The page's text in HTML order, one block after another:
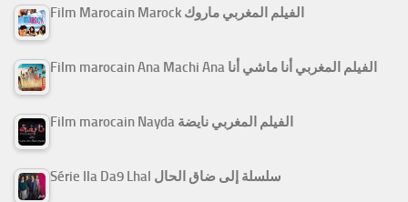
Film Marocain Marock الفيلم المغربي ماروك
Film marocain Ana Machi Ana الفيلم المغربي أنا ماشي أنا
Film marocain Nayda الفيلم المغربي نايضة
Série Ila Da9 Lhal سلسلة إلى ضاق الحال